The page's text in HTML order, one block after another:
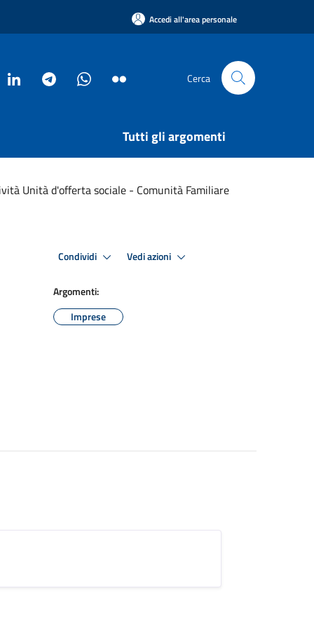
Accedi all'area personale
Cerca
Tutti gli argomenti
Unità d'offerta sociale - Comunità Fam​i​liare​​
Condividi Vedi azioni
Argomenti:
Imprese